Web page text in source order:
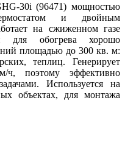
30i (96471) мощностью
и двойным
на сжиженном газе
для обогрева хорошо
площадью до 300 кв. м:
теплиц. Генерирует
поэтому эффективно
Используется на
объектах, для монтажа